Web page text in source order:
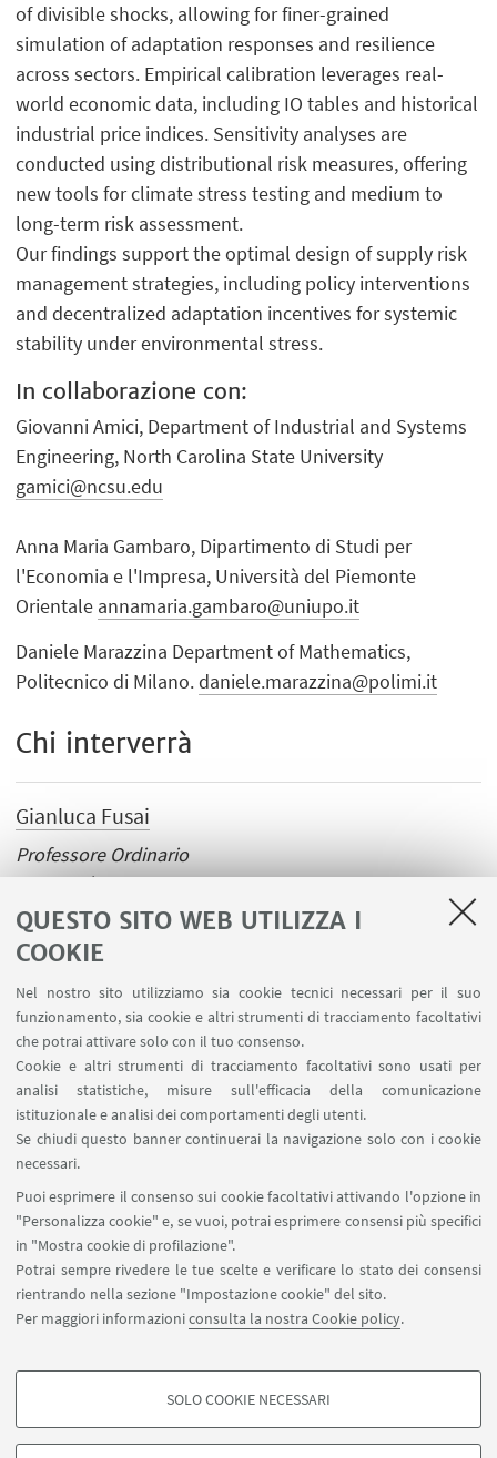
QUESTO SITO WEB UTILIZZA I
COOKIE
Nel nostro sito utilizziamo sia cookie tecnici necessari per il suo
funzionamento, sia cookie e altri strumenti di tracciamento facoltativi
che potrai attivare solo con il tuo consenso.
Cookie e altri strumenti di tracciamento facoltativi sono usati per
analisi statistiche, misure sull'efficacia della comunicazione
istituzionale e analisi dei comportamenti degli utenti.
Se chiudi questo banner continuerai la navigazione solo con i cookie
necessari.
Puoi esprimere il consenso sui cookie facoltativi attivando l'opzione in
"Personalizza cookie" e, se vuoi, potrai esprimere consensi più specifici
in "Mostra cookie di profilazione".
Potrai sempre rivedere le tue scelte e verificare lo stato dei consensi
rientrando nella sezione "Impostazione cookie" del sito.
Per maggiori informazioniconsulta la nostra Cookie policy.
COOKIE DI PROFILAZIONE - FACOLTATIVI
SOLO COOKIE NECESSARI
of divisible shocks, allowing for finer-grained
simulation of adaptation responses and resilience
across sectors. Empirical calibration leverages real-
world economic data, including IO tables and historical
industrial price indices. Sensitivity analyses are
conducted using distributional risk measures, offering
new tools for climate stress testing and medium to
long-term risk assessment.
Our findings support the optimal design of supply risk
management strategies, including policy interventions
and decentralized adaptation incentives for systemic
stability under environmental stress.
In collaborazione con:
Giovanni Amici, Department of Industrial and Systems
Engineering, North Carolina State University
gamici@ncsu.edu
Anna Maria Gambaro, Dipartimento di Studi per
l'Economia e l'Impresa, Università del Piemonte
Orientale annamaria.gambaro@uniupo.it
Daniele Marazzina Department of Mathematics,
Politecnico di Milano.daniele.marazzina@polimi.it
Chi interverrà
Gianluca Fusai
Professore Ordinario
Università degli Studi del Piemonte Orientale “Amedeo
Avogadro”
LINK UTILI
Spazi Virtuali di Dipartimento (riservato autorizzati)
Missioni Web
SEGUI UNIBO SU:
APP:
©Copyright 2026 - ALMA MATER STUDIORUM - Università di